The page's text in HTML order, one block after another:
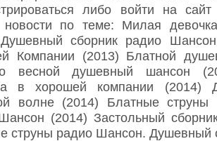
либо войти на
новости по теме: Милая
сборник радио
Компании (2013) Блатной
весной душевный шансон
в хорошей компании (2014)
волне (2014) Блатные
(2014) Застольный
струны радио Шансон. Душевный